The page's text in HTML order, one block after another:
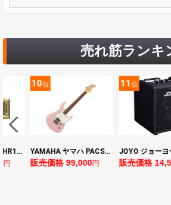
売れ筋ランキ
ヤマハ YAMAHA THR10II 小型ギターアンプ
円
10位
YAMAHA ヤマハ PACS+12 ASP Pacifica Standard Plus パシフィカスタンダードプラス エレキギター
販売価格 99,000円
11位
販売価格